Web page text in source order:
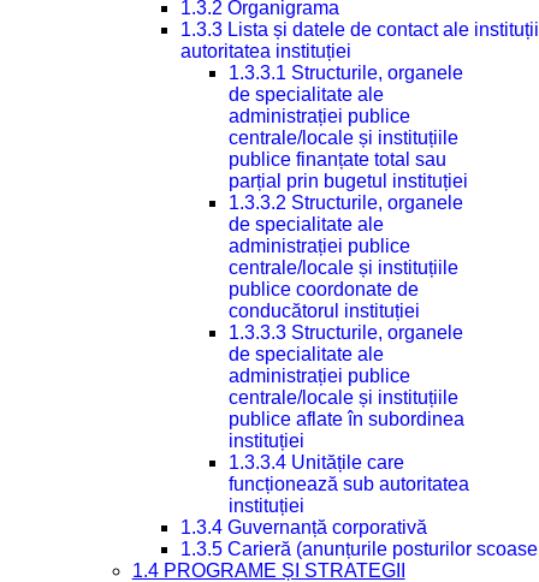
1.3.2 Organigrama
1.3.3 Lista și datele de contact ale
autoritatea instituției
1.3.3.1 Structurile, organele
de specialitate ale
administrației publice
centrale/locale și instituțiile
publice finanțate total sau
parțial prin bugetul instituției
1.3.3.2 Structurile, organele
de specialitate ale
administrației publice
centrale/locale și instituțiile
publice coordonate de
conducătorul instituției
1.3.3.3 Structurile, organele
de specialitate ale
administrației publice
centrale/locale și instituțiile
publice aflate în subordinea
instituției
1.3.3.4 Unitățile care
funcționează sub autoritatea
instituției
1.3.4 Guvernanță corporativă
1.3.5 Carieră (anunțurile posturilor
1.4 PROGRAME ȘI STRATEGII